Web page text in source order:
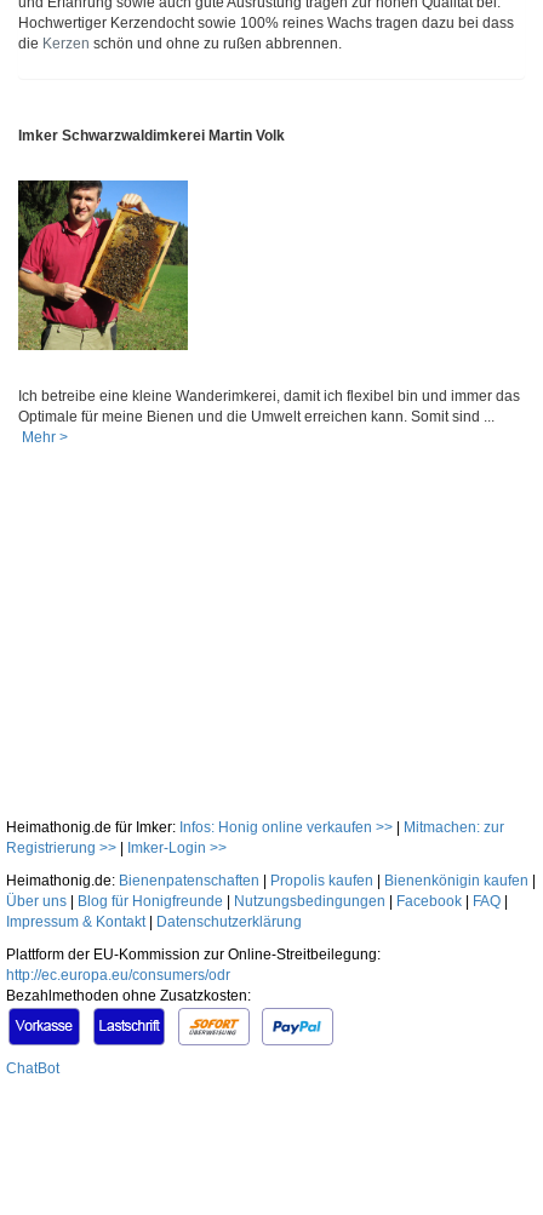
Hochwertiger Kerzendocht sowie 100% reines Wachs tragen dazu bei dass
die Kerzen schön und ohne zu rußen abbrennen.
Imker Schwarzwaldimkerei Martin Volk
Ich betreibe eine kleine Wanderimkerei, damit ich flexibel bin und immer das
Optimale für meine Bienen und die Umwelt erreichen kann. Somit sind ...
Mehr >
Heimathonig.de für Imker: Infos: Honig online verkaufen >>
Mitmachen: zur
Registrierung >>
Imker-Login >>
Heimathonig.de: Bienenpatenschaften Propolis kaufen Bienenkönigin kaufen
Über uns
Blog für Honigfreunde Nutzungsbedingungen Facebook FAQ
Impressum & Kontakt|
Datenschutzerklärung
Plattform der EU-Kommission zur Online-Streitbeilegung:
http://ec.europa.eu/consumers/odr
Bezahlmethoden ohne Zusatzkosten:
ChatBot